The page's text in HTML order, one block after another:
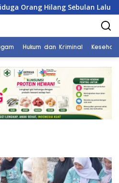
Hilang Sebulan Lalu
Hukum dan Kriminal